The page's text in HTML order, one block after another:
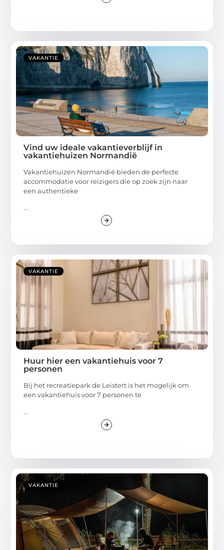
VAKANTIE
Vind uw ideale vakantieverblijf in
vakantiehuizen Normandië
Vakantiehuizen Normandië bieden de perfecte
accommodatie voor reizigers die op zoek zijn naar
een authentieke
...
VAKANTIE
Huur hier een vakantiehuis voor 7
personen
Bij het recreatiepark de Leistert is het mogelijk om
een vakantiehuis voor 7 personen te
...
VAKANTIE